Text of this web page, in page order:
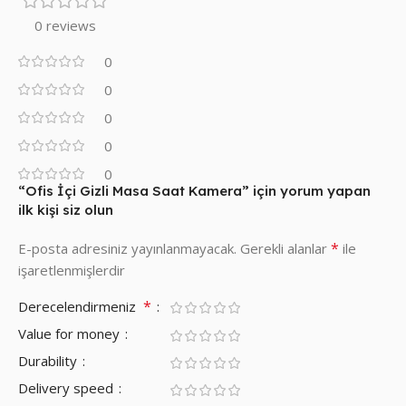
0 reviews
0
0
0
0
0
“Ofis İçi Gizli Masa Saat Kamera” için yorum yapan
ilk kişi siz olun
E-posta adresiniz yayınlanmayacak. Gerekli alanlar * ile
işaretlenmişlerdir
Derecelendirmeniz *
Value for money
Durability
Delivery speed